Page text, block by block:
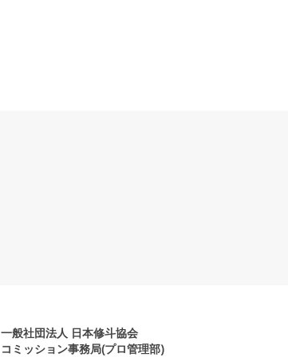
一般社団法人 日本修斗協会
コミッション事務局(プロ管理部)